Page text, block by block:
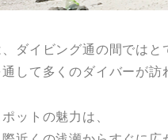
、ダイビング通の間では
して多くのダイバーが訪
ットの魅力は、